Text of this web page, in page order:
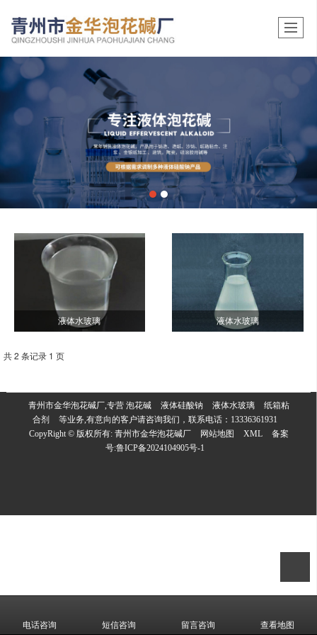
液体水玻璃 液体水玻璃
共 2 条记录 1 页
青州市金华泡花碱厂,专营 泡花碱 液体硅酸钠 液体水玻璃
纸箱粘
合剂
等业务,有意向的客户请咨询我们，联系电话： 13336361931
CopyRight © 版权所有: 青州市金华泡花碱厂 网站地图 XML
备案
号:鲁ICP备2024104905号-1
电话咨询 短信咨询 留言咨询 查看地图